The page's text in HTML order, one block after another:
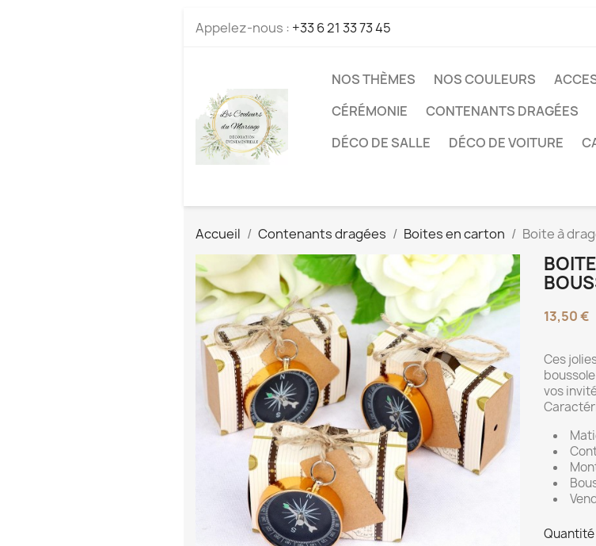
Appelez-nous : +33 6 21 33 73 45
NOS THÈMES NOS COULEURS
CÉRÉMONIE
CONTENANTS DRAGÉES
DÉCO DE SALLE
DÉCO DE VOITURE
Accueil Contenants dragées Boites en carton Boite à
13,50 €
Ces
vos
Quantité